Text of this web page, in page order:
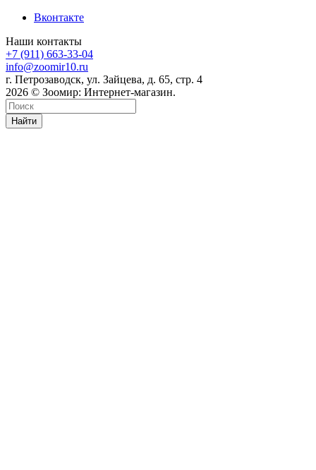
Вконтакте
Наши контакты
+7 (911) 663-33-04
info@zoomir10.ru
г. Петрозаводск, ул. Зайцева, д. 65, стр. 4
2026 © Зоомир: Интернет-магазин.
Найти